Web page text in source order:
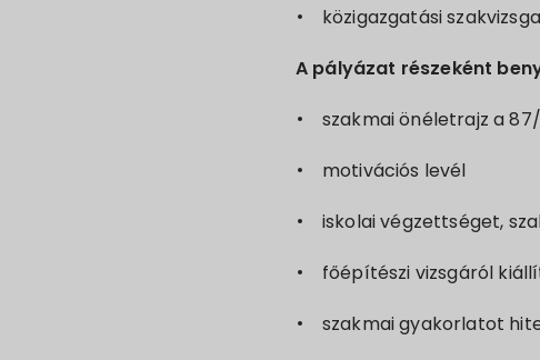
közigazgatási szakvizsga
A pályázat részeként
szakmai önéletrajz a
motivációs levél
iskolai végzettséget,
főépítészi vizsgáról
szakmai gyakorlatot